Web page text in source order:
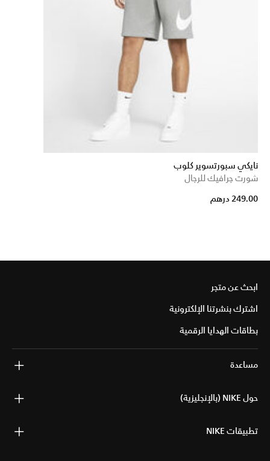
نايكي سبورتسوير كلوب
شورت جرافيك للرجال
249.00 درهم
ابحث عن متجر
اشترك بنشرتنا الإلكترونية
بطاقات الهدايا الرقمية
مساعدة
حول NIKE (بالإنجليزية)
تطبيقات NIKE